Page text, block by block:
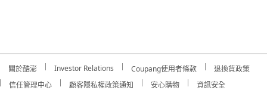
關於酷澎 Investor Relations Coupang使用者條款
退換貨政策
信任管理中心
顧客隱私權政策通知 安心購物
資訊安全